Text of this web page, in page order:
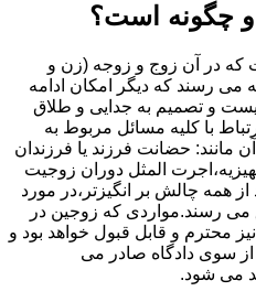
چگونه است؟
که در آن زوج و زوجه (زن و
می رسند که دیگر امکان ادامه
و تصمیم به جدایی و طلاق
با کلیه مسائل مربوط به
مانند: حضانت فرزند یا فرزندان
المثل دوران زوجیت
همه چالش بر انگیزتر،در مورد
می رسند.مواردی که زوجین در
محترم و قابل قبول خواهد بود و
سوی دادگاه صادر می
می شود.